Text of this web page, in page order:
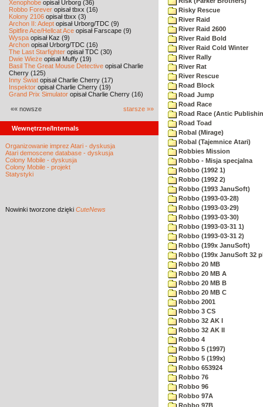
Xenophobe opisał Urborg (36)
Robbo Forever opisał tbxx (16)
Kolony 2106 opisał tbxx (3)
Archon II: Adept opisał Urborg/TDC (9)
Spitfire Ace/Hellcat Ace opisał Farscape (9)
Wyspa opisał Kaz (9)
Archon opisał Urborg/TDC (16)
The Last Starfighter opisał TDC (30)
Dwie Wieże opisał Muffy (19)
Basil The Great Mouse Detective opisał Charlie
Cherry (125)
Inny Świat opisał Charlie Cherry (17)
Inspektor opisał Charlie Cherry (19)
Grand Prix Simulator opisał Charlie Cherry (16)
«« nowsze starsze »»
Wewnętrzne/Internals
Organizowanie imprez Atari - dyskusja
Atari demoscene database - dyskusja
Colony Mobile - dyskusja
Colony Mobile - projekt
Statystyki
Nowinki tworzone dzięki CuteNews
Risky Rescue
River Raid
River Raid 2600
River Raid Bold
River Raid Cold Winter
River Rally
River Rat
River Rescue
Road Block
Road Jump
Road Race
Road Race (Antic
Road Toad
Robal (Mirage)
Robal (Tajemnice Atari)
Robbies Mission
Robbo - Misja specjalna
Robbo (1992 1)
Robbo (1992 2)
Robbo (1993 JanuSoft)
Robbo (1993-03-28)
Robbo (1993-03-29)
Robbo (1993-03-30)
Robbo (1993-03-31 1)
Robbo (1993-03-31 2)
Robbo (199x JanuSoft)
Robbo (199x JanuSoft 32
Robbo 20 MB
Robbo 20 MB A
Robbo 20 MB B
Robbo 20 MB C
Robbo 2001
Robbo 3 CS
Robbo 32 AK I
Robbo 32 AK II
Robbo 4
Robbo 5 (1997)
Robbo 5 (199x)
Robbo 653924
Robbo 76
Robbo 96
Robbo 97A
Robbo 97B